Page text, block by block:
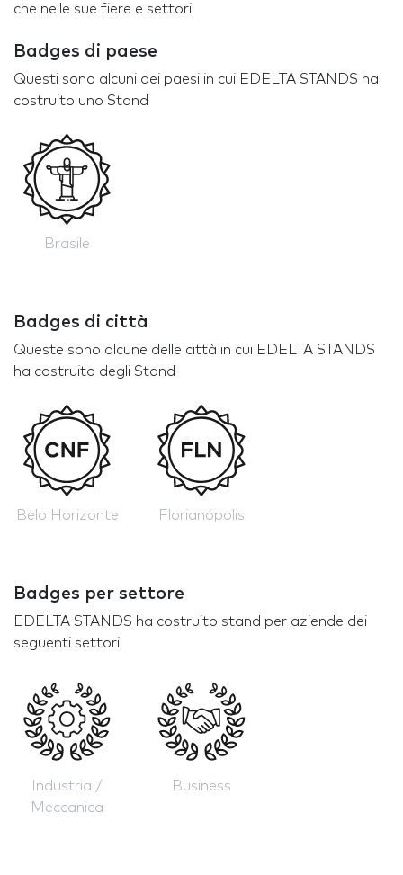
che nelle sue fiere e settori.
Badges di paese
Questi sono alcuni dei paesi in cui EDELTA STANDS ha
costruito uno Stand
Brasile
Badges di città
Queste sono alcune delle città in cui EDELTA STANDS
ha costruito degli Stand
Belo Horizonte Florianópolis
Badges per settore
EDELTA STANDS ha costruito stand per aziende dei
seguenti settori
Industria /
Meccanica
Business